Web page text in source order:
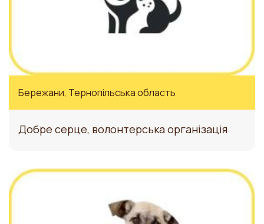
Бережани, Тернопільська область
Добре серце, волонтерська організація